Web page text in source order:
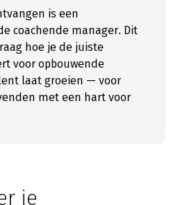
is een
coachende manager. Dit
hoe je de juiste
voor opbouwende
laat groeien — voor
met een hart voor
je